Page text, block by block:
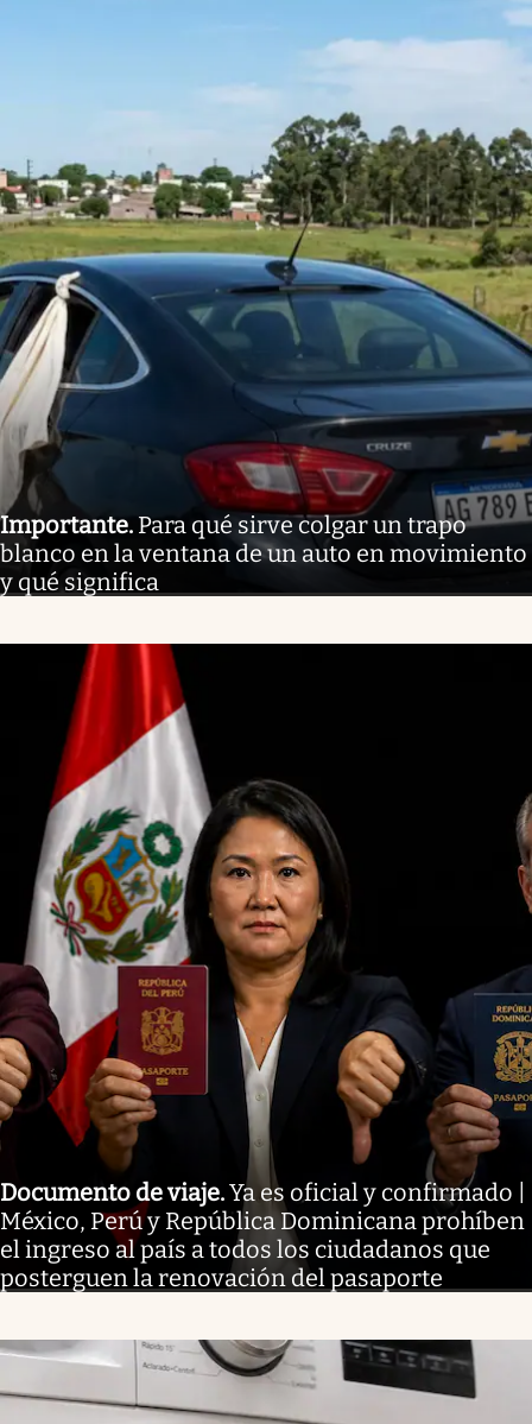
Importante. Para qué sirve colgar un trapo
blanco en la ventana de un auto en movimiento
y qué significa
Documento de viaje.Ya es oficial y confirmado |
México, Perú y República Dominicana prohíben
el ingreso al país a todos los ciudadanos que
posterguen la renovación del pasaporte